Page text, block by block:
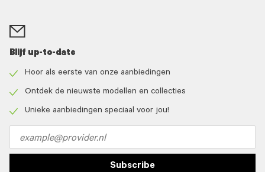
Blijf up-to-date
icon
Hoor als eerste van onze aanbiedingen
icon
Ontdek de nieuwste modellen en collecties
Unieke aanbiedingen speciaal voor jou!
address
Subscribe